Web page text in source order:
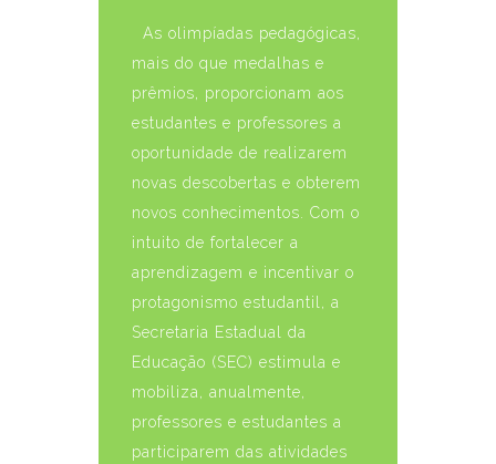
As olimpíadas pedagógicas,
mais do que medalhas e
prêmios, proporcionam aos
estudantes e professores a
oportunidade de realizarem
novas descobertas e obterem
novos conhecimentos. Com o
intuito de fortalecer a
aprendizagem e incentivar o
protagonismo estudantil, a
Secretaria Estadual da
Educação (SEC) estimula e
mobiliza, anualmente,
professores e estudantes a
participarem das atividades